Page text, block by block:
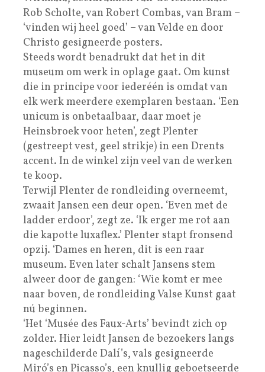
Rob Scholte, van Robert Combas, van Bram –
‘vinden wij heel goed’ – van Velde en door
Christo gesigneerde posters.
Steeds wordt benadrukt dat het in dit
museum om werk in oplage gaat. Om kunst
die in principe voor iederéén is omdat van
elk werk meerdere exemplaren bestaan. ‘Een
unicum is onbetaalbaar, daar moet je
Heinsbroek voor heten’, zegt Plenter
(gestreept vest, geel strikje) in een Drents
accent. In de winkel zijn veel van de werken
te koop.
Terwijl Plenter de rondleiding overneemt,
zwaait Jansen een deur open. ‘Even met de
ladder erdoor’, zegt ze. ‘Ik erger me rot aan
die kapotte luxaflex.’ Plenter stapt fronsend
opzij. ‘Dames en heren, dit is een raar
museum. Even later schalt Jansens stem
alweer door de gangen: ‘Wie komt er mee
naar boven, de rondleiding Valse Kunst gaat
nú beginnen.
‘Het ‘Musée des Faux-Arts’ bevindt zich op
zolder. Hier leidt Jansen de bezoekers langs
nageschilderde Dalí’s, vals gesigneerde
Miró’s en Picasso’s, een knullig geboetseerde